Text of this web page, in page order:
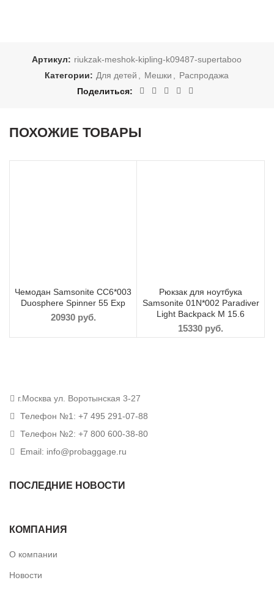
Артикул: riukzak-meshok-kipling-k09487-supertaboo
Категории: Для детей , Мешки , Распродажа
Поделиться
ПОХОЖИЕ ТОВАРЫ
Чемодан Samsonite CC6*003
Duosphere Spinner 55 Exp
20930руб.
Рюкзак для ноутбука
Samsonite 01N*002 Paradiver
Light Backpack M 15.6
15330 руб.
г.Москва ул. Воротынская 3-27
Телефон №1: +7 495 291-07-88
Телефон №2: +7 800 600-38-80
Email: info@probaggage.ru
ПОСЛЕДНИЕ НОВОСТИ
КОМПАНИЯ
О компании
Новости